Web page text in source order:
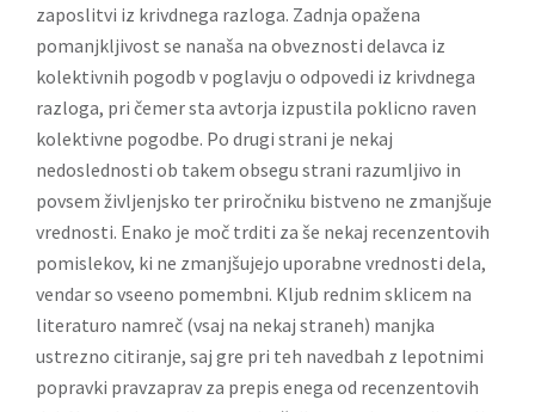
zaposlitvi iz krivdnega razloga. Zadnja opažena
pomanjkljivost se nanaša na obveznosti delavca iz
kolektivnih pogodb v poglavju o odpovedi iz krivdnega
razloga, pri čemer sta avtorja izpustila poklicno raven
kolektivne pogodbe. Po drugi strani je nekaj
nedoslednosti ob takem obsegu strani razumljivo in
povsem življenjsko ter priročniku bistveno ne zmanjšuje
vrednosti. Enako je moč trditi za še nekaj recenzentovih
pomislekov, ki ne zmanjšujejo uporabne vrednosti dela,
vendar so vseeno pomembni. Kljub rednim sklicem na
literaturo namreč (vsaj na nekaj straneh) manjka
ustrezno citiranje, saj gre pri teh navedbah z lepotnimi
popravki pravzaprav za prepis enega od recenzentovih